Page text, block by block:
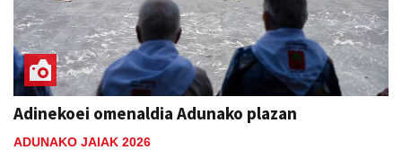
Adinekoei omenaldia Adunako plazan
ADUNAKO JAIAK 2026